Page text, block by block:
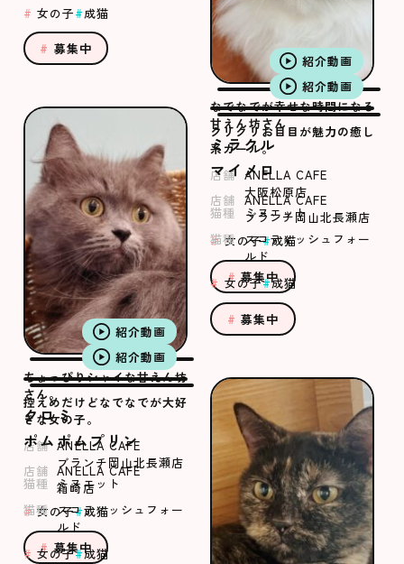
女の子
成猫
募集中
紹介動画
なでなでが幸せな時間になる
甘えん坊さん
ミラクル
店舗 ANELLA CAFE
大阪松原店
猫種
ミヌエット
女の子 成猫
募集中
紹介動画
ちょっぴりシャイな甘えん坊
さん。
クロミ
店舗 ANELLA CAFE
ブランチ岡山北長瀬店
猫種
ミヌエット
女の子 成猫
募集中
紹介動画
クリクリお目目が魅力の癒し
系ガール。
マイメロ
店舗 ANELLA CAFE
ブランチ岡山北長瀬店
猫種 スコティッシュフォー
ルド
女の子 成猫
募集中
紹介動画
控えめだけどなでなでが大好
きな女の子。
ポムポムプリン
店舗 ANELLA CAFE
箱崎店
猫種 スコティッシュフォー
ルド
女の子 成猫